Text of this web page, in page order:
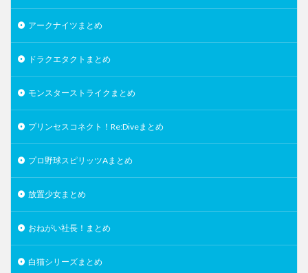
アークナイツまとめ
ドラクエタクトまとめ
モンスターストライクまとめ
プリンセスコネクト！Re:Diveまとめ
プロ野球スピリッツAまとめ
放置少女まとめ
おねがい社長！まとめ
白猫シリーズまとめ